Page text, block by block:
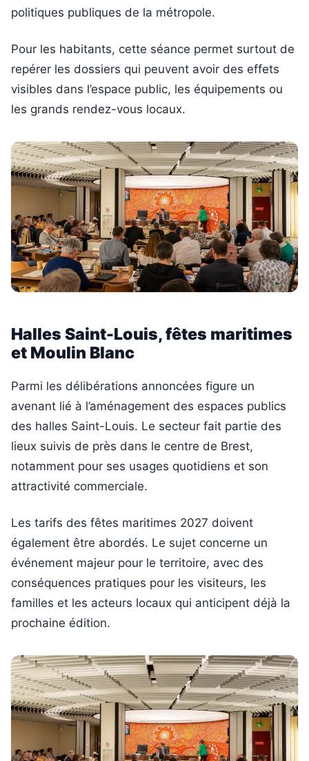
politiques publiques de la métropole.
Pour les habitants, cette séance permet surtout de
repérer les dossiers qui peuvent avoir des effets
visibles dans l’espace public, les équipements ou
les grands rendez-vous locaux.
Halles Saint-Louis, fêtes maritimes
et Moulin Blanc
Parmi les délibérations annoncées figure un
avenant lié à l’aménagement des espaces publics
des halles Saint-Louis. Le secteur fait partie des
lieux suivis de près dans le centre de Brest,
notamment pour ses usages quotidiens et son
attractivité commerciale.
Les tarifs des fêtes maritimes 2027 doivent
également être abordés. Le sujet concerne un
événement majeur pour le territoire, avec des
conséquences pratiques pour les visiteurs, les
familles et les acteurs locaux qui anticipent déjà la
prochaine édition.